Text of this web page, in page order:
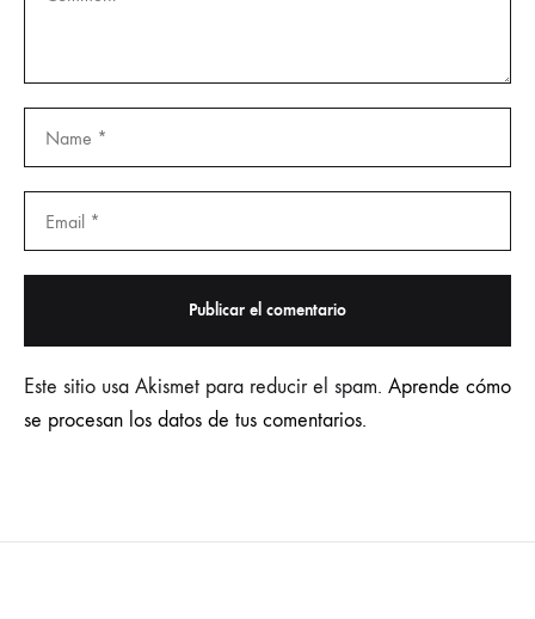
Este sitio usa Akismet para reducir el spam. Aprende cómo
se procesan los datos de tus comentarios.